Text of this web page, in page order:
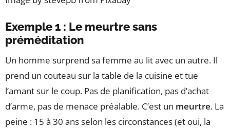
Exemple 1 : Le meurtre sans
préméditation
Un homme surprend sa femme au lit avec un autre. Il
prend un couteau sur la table de la cuisine et tue
l’amant sur le coup. Pas de planification, pas d’achat
d’arme, pas de menace préalable. C’est un meurtre. La
peine : 15 à 30 ans selon les circonstances (et oui, la